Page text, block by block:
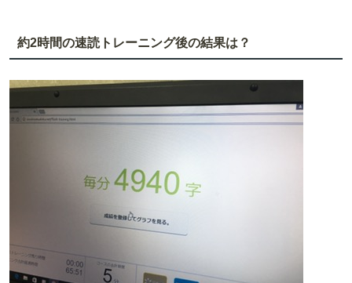
約2時間の速読トレーニング後の結果は？